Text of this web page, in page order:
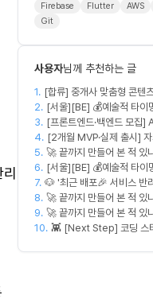
Firebase
Flutter AWS
Git
사용자님께 추천하는 글
1. [합류] 중개사 맞춤형 콘텐
과 함께 하실 멤버를 모집합
2. [서울][BE] 💰예술적 타이
(Spring)
3. [프론트엔드·백엔드 모집]
스 MVP 개발
4. [2개월 MVP·실제 출시]
스 디자이너·프론트엔드·
5. 🚀 끝까지 만들어 본 적 있
창출 모임 💰
6. [서울][BE] 💰예술적 타이
(Spring)
7. 🐶 '최근 배포🎉 서비스 반
로젝트' 충원
8. 🚀 끝까지 만들어 본 적 있
창출 모임 💰
9. 🚀 끝까지 만들어 본 적 있
창출 모임 💰
10. 👾 [Next Step] 코딩 스